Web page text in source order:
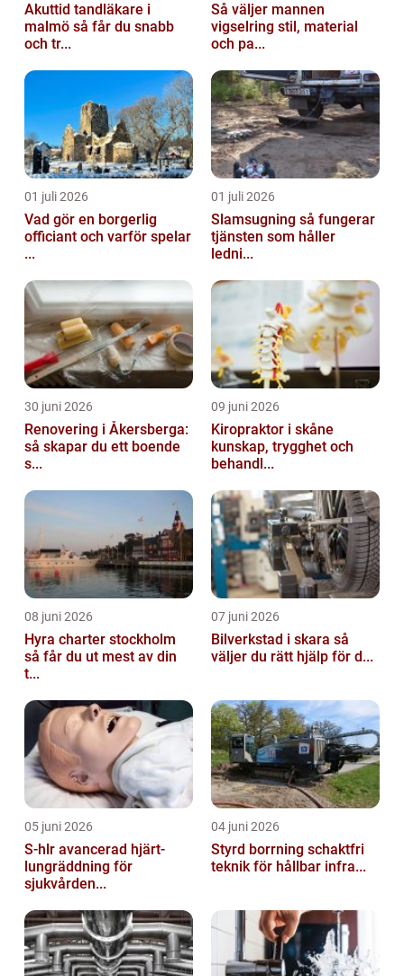
Akuttid tandläkare i
malmö så får du snabb
och tr...
Så väljer mannen
vigselring stil, material
och pa...
01 juli 2026
Vad gör en borgerlig
officiant och varför spelar
...
01 juli 2026
Slamsugning så fungerar
tjänsten som håller
ledni...
30 juni 2026
Renovering i Åkersberga:
så skapar du ett boende
s...
09 juni 2026
Kiropraktor i skåne
kunskap, trygghet och
behandl...
08 juni 2026
Hyra charter stockholm
så får du ut mest av din
t...
07 juni 2026
Bilverkstad i skara så
väljer du rätt hjälp för d...
05 juni 2026
S-hlr avancerad hjärt-
lungräddning för
sjukvården...
04 juni 2026
Styrd borrning schaktfri
teknik för hållbar infra...